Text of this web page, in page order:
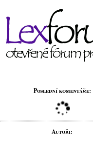
Poslední komentáře:
Autoři: